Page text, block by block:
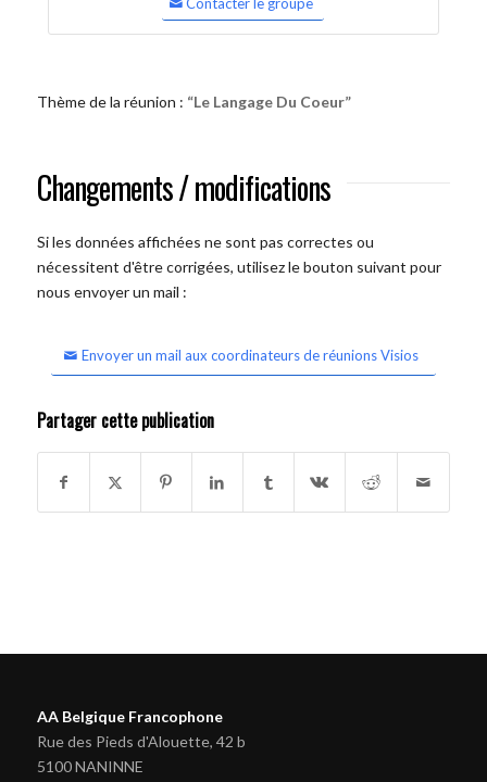
Thème de la réunion : “Le Langage Du Coeur”
Changements / modifications
Si les données affichées ne sont pas correctes ou
nécessitent d'être corrigées, utilisez le bouton suivant pour
nous envoyer un mail :
Envoyer un mail aux coordinateurs de réunions Visios
Partager cette publication
AA Belgique Francophone
Rue des Pieds d'Alouette, 42 b
5100 NANINNE